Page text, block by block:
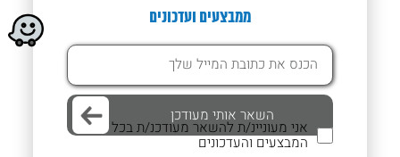
ממבצעים ועדכונים
אני מעוניינ/ת להשאר מעודכנ/ת בכל
המבצעים והעדכונים